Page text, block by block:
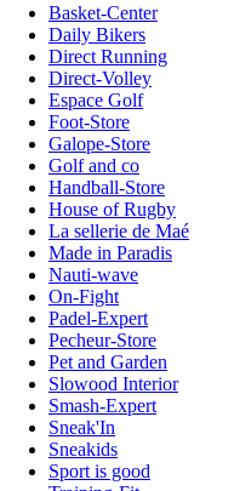
Basket-Center
Daily Bikers
Direct Running
Direct-Volley
Espace Golf
Foot-Store
Galope-Store
Golf and co
Handball-Store
House of Rugby
La sellerie de Maé
Made in Paradis
Nauti-wave
On-Fight
Padel-Expert
Pecheur-Store
Pet and Garden
Slowood Interior
Smash-Expert
Sneak'In
Sneakids
Sport is good